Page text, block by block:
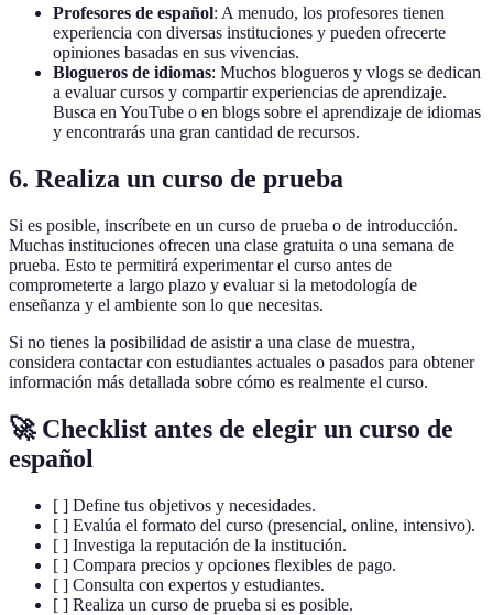
Profesores de español: A menudo, los profesores tienen
experiencia con diversas instituciones y pueden ofrecerte
opiniones basadas en sus vivencias.
Blogueros de idiomas: Muchos blogueros y vlogs se dedican
a evaluar cursos y compartir experiencias de aprendizaje.
Busca en YouTube o en blogs sobre el aprendizaje de idiomas
y encontrarás una gran cantidad de recursos.
6. Realiza un curso de prueba
Si es posible, inscríbete en un curso de prueba o de introducción.
Muchas instituciones ofrecen una clase gratuita o una semana de
prueba. Esto te permitirá experimentar el curso antes de
comprometerte a largo plazo y evaluar si la metodología de
enseñanza y el ambiente son lo que necesitas.
Si no tienes la posibilidad de asistir a una clase de muestra,
considera contactar con estudiantes actuales o pasados para obtener
información más detallada sobre cómo es realmente el curso.
🚀 Checklist antes de elegir un curso de
español
[ ] Define tus objetivos y necesidades.
[ ] Evalúa el formato del curso (presencial, online, intensivo).
[ ] Investiga la reputación de la institución.
[ ] Compara precios y opciones flexibles de pago.
[ ] Consulta con expertos y estudiantes.
[ ] Realiza un curso de prueba si es posible.